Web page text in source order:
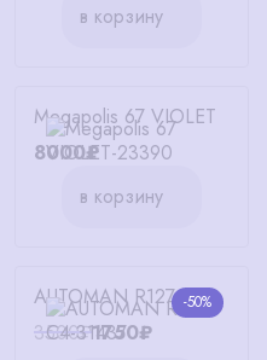
в корзину
Megapolis 67 VIOLET
8000₽
в корзину
-50%
AUTOMAN R1276 C4
3500₽1750₽